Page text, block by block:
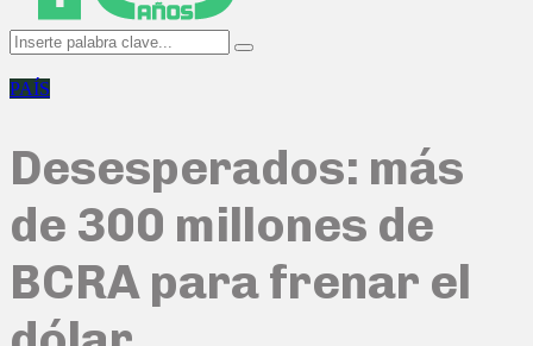
Search
for:
Search
PAÍS
Desesperados: más
de 300 millones de
BCRA para frenar el